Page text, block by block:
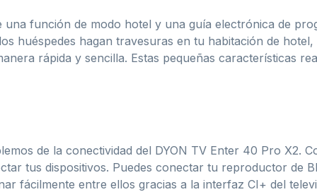
función de modo hotel y una guía electrónica de
huéspedes hagan travesuras en tu habitación de
rápida y sencilla. Estas pequeñas características
de la conectividad del DYON TV Enter 40 Pro X2.
tus dispositivos. Puedes conectar tu reproductor de
fácilmente entre ellos gracias a la interfaz CI+ del